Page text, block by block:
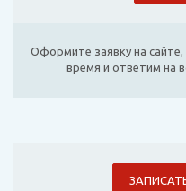
Оформите заявку на
время и ответим на